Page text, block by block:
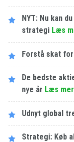
NYT: Nu kan
strategi Læs
Forstå skat
De bedste
nye år Læs
Udnyt global
Strategi: Køb